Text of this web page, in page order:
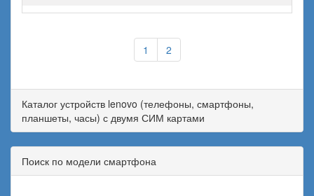
1 2
Каталог устройств lenovo (телефоны, смартфоны,
планшеты, часы) с двумя СИМ картами
Поиск по модели смартфона